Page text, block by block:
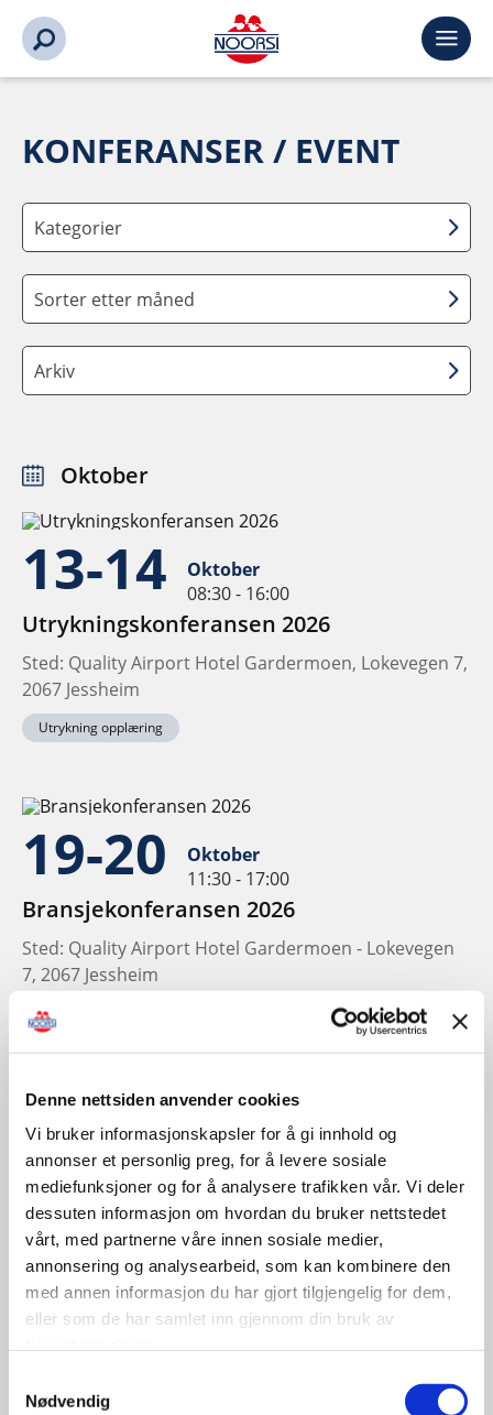
Denne nettsiden anvender cookies
Vi bruker informasjonskapsler for å gi innhold og
annonser et personlig preg, for å levere sosiale
mediefunksjoner og for å analysere trafikken vår. Vi deler
dessuten informasjon om hvordan du bruker nettstedet
vårt, med partnerne våre innen sosiale medier,
annonsering og analysearbeid, som kan kombinere den
med annen informasjon du har gjort tilgjengelig for dem,
eller som de har samlet inn gjennom din bruk av
Nødvendig
KONFERANSER / EVENT
Kategorier
Sorter etter måned
Arkiv
Oktober
13-14
Oktober
08:30 - 16:00
Utrykningskonferansen 2026
Sted: Quality Airport Hotel Gardermoen, Lokevegen 7,
2067 Jessheim
Utrykning opplæring
19-20
Oktober
11:30 - 17:00
Bransjekonferansen 2026
Sted: Quality Airport Hotel Gardermoen - Lokevegen
7, 2067 Jessheim
Sertifisert opplæring/kontroll
November
09-10
November
11:30 - 17:00
Tungbilkonferansen 2026
Tungbil etterutdanning